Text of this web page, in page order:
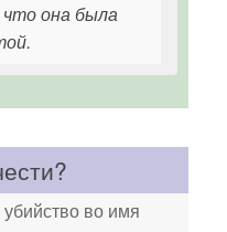
она была
во имя